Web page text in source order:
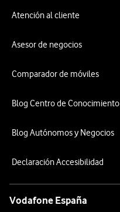
Atención al cliente
Asesor de negocios
Comparador de móviles
Blog Centro de Conocimiento
Blog Autónomos y Negocios
Declaración Accesibilidad
Vodafone España